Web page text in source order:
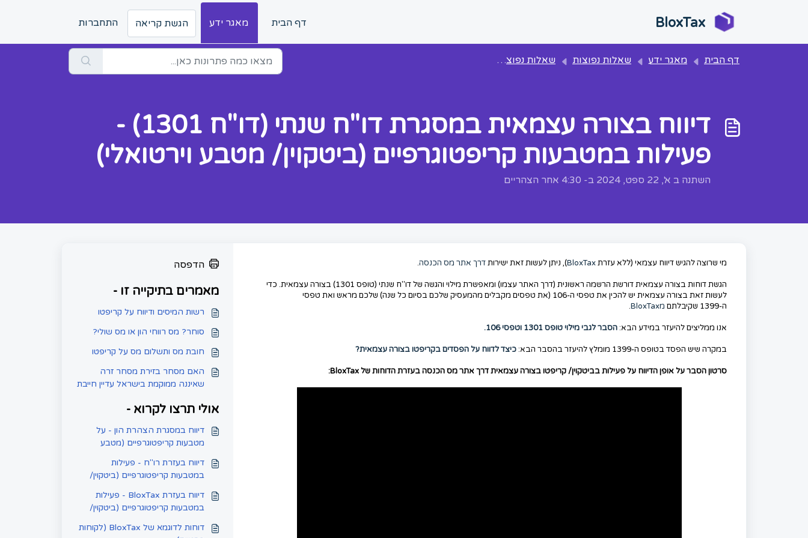
BloxTax דף הבית מאגר ידע הגשת קריאה התחברות
דף הבית מאגר ידע שאלות נפוצות שאלות נפוצות על מיסוי של קריפטו ודיווח לרשות המיסים
דיווח בצורה עצמאית במסגרת דו"ח שנתי (דו"ח 1301) -
פעילות במטבעות קריפטוגרפיים (ביטקוין/ מטבע וירטואלי)
השתנה ב א', 22 ספט, 2024 ב- 4:30 אחר הצהריים
מי שרוצה להגיש דיווח עצמאי (ללא עזרתBloxTax), ניתן לעשות זאת ישירותדרך אתר מס הכנסה.
הגשת דוחות בצורה עצמאית דורשת הרשמה ראשונית (דרך האתר עצמו) ומאפשרת מילוי והגשה של דו"ח שנתי (טופס 1301) בצורה עצמאית. כדי
לעשות זאת בצורה עצמאית יש להכין את טפסי ה-106 (את טפסים מקבלים מהמעסיק שלכם בסיום כל שנה) שלכם מראש ואת טפסי
ה-1399 שקיבלתם
מBloxTax .
אנו ממליצים להיעזר במידע הבא:הסבר לגבי מילוי טופס 1301 וטפסי 106.
במקרה שיש הפסד בטופס ה-1399 מומלץ להיעזר בהסבר הבא: כיצד לדווח על הפסדים בקריפטו בצורה עצמאית?
סרטון הסבר על אופן הדיווח על פעילות בביטקוין/ קריפטו בצורה עצמאית דרך אתר מס הכנסה בעזרת הדוחות של BloxTax:
הדפסה
מאמרים בתיקייה זו -
רשות המיסים ודיווח על קריפטו
סוחר? מס רווחי הון או מס שולי?
חובת מס ותשלום מס על קריפטו
האם מסחר בזירת מסחר זרה
שאיננה ממוקמת בישראל עדיין חייבת
אולי תרצו לקרוא -
דיווח במסגרת הצהרת הון - על
מטבעות קריפטוגרפיים (מטבע
דיווח בעזרת רו"ח - פעילות
במטבעות קריפטוגרפיים (ביטקוין/
דיווח בעזרת BloxTax - פעילות
במטבעות קריפטוגרפיים (ביטקוין/
דוחות לדוגמא של BloxTax (לקוחות